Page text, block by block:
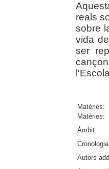
reals
sobre
vida
ser
Matèries:
Matèries:
Àmbit:
Autors